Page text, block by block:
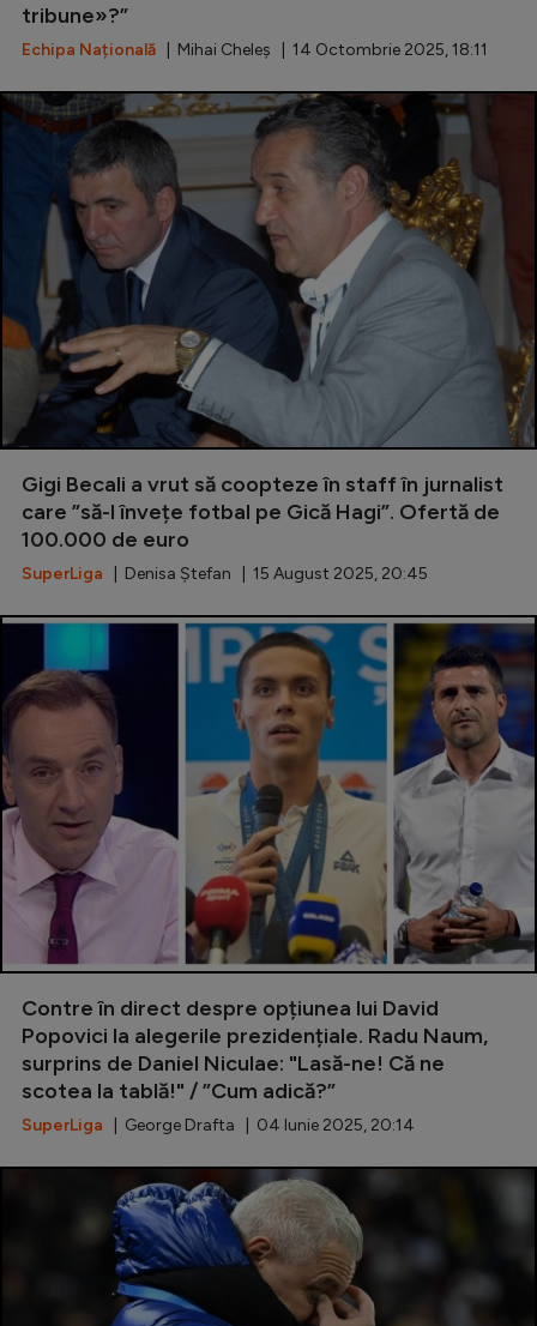
tribune»?”
Echipa Națională | Mihai Cheleș | 14 Octombrie 2025, 18:11
Gigi Becali a vrut să coopteze în staff în jurnalist
care ”să-l învețe fotbal pe Gică Hagi”. Ofertă de
100.000 de euro
SuperLiga | Denisa Ștefan | 15 August 2025, 20:45
Contre în direct despre opțiunea lui David
Popovici la alegerile prezidențiale. Radu Naum,
surprins de Daniel Niculae: "Lasă-ne! Că ne
scotea la tablă!" / ”Cum adică?”
SuperLiga | George Drafta | 04 Iunie 2025, 20:14